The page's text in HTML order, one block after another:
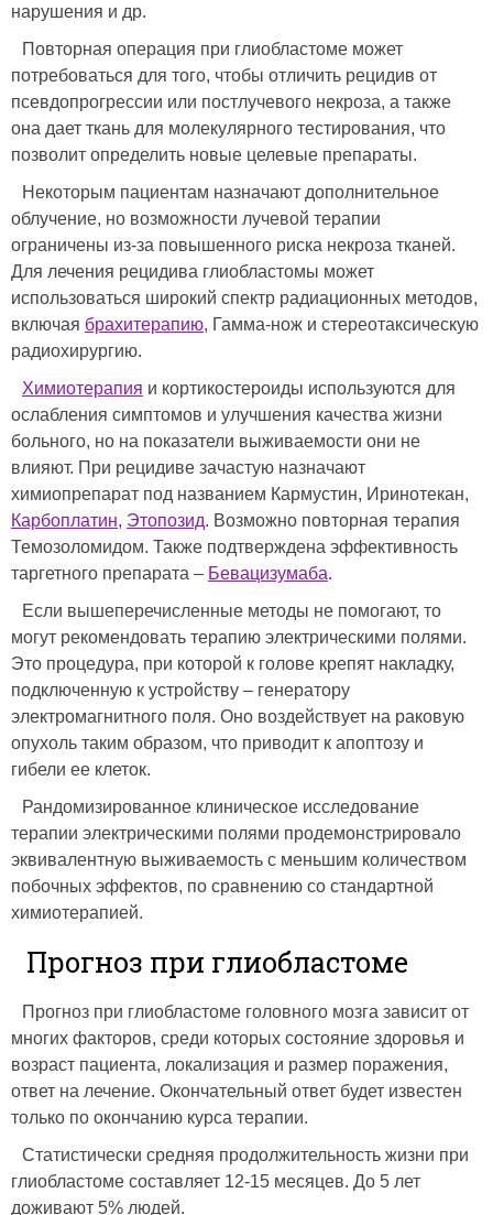
нарушения и др.
Повторная операция при глиобластоме может
потребоваться для того, чтобы отличить рецидив от
псевдопрогрессии или постлучевого некроза, а также
она дает ткань для молекулярного тестирования, что
позволит определить новые целевые препараты.
Некоторым пациентам назначают дополнительное
облучение, но возможности лучевой терапии
ограничены из-за повышенного риска некроза тканей.
Для лечения рецидива глиобластомы может
использоваться широкий спектр радиационных методов,
включая брахитерапию, Гамма-нож и стереотаксическую
радиохирургию.
Химиотерапия и кортикостероиды используются для
ослабления симптомов и улучшения качества жизни
больного, но на показатели выживаемости они не
влияют. При рецидиве зачастую назначают
химиопрепарат под названием Кармустин, Иринотекан,
Карбоплатин, Этопозид. Возможно повторная терапия
Темозоломидом. Также подтверждена эффективность
таргетного препарата – Бевацизумаба.
Если вышеперечисленные методы не помогают, то
могут рекомендовать терапию электрическими полями.
Это процедура, при которой к голове крепят накладку,
подключенную к устройству – генератору
электромагнитного поля. Оно воздействует на раковую
опухоль таким образом, что приводит к апоптозу и
гибели ее клеток.
Рандомизированное клиническое исследование
терапии электрическими полями продемонстрировало
эквивалентную выживаемость с меньшим количеством
побочных эффектов, по сравнению со стандартной
химиотерапией.
Прогноз при глиобластоме
Прогноз при глиобластоме головного мозга зависит от
многих факторов, среди которых состояние здоровья и
возраст пациента, локализация и размер поражения,
ответ на лечение. Окончательный ответ будет известен
только по окончанию курса терапии.
Статистически средняя продолжительность жизни при
глиобластоме составляет 12-15 месяцев. До 5 лет
доживают 5% людей.